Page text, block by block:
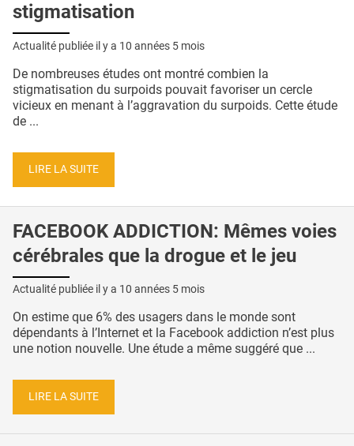
stigmatisation
Actualité publiée il y a 10 années 5 mois
De nombreuses études ont montré combien la
stigmatisation du surpoids pouvait favoriser un cercle
vicieux en menant à l’aggravation du surpoids. Cette étude
de ...
LIRE LA SUITE
FACEBOOK ADDICTION: Mêmes voies
cérébrales que la drogue et le jeu
Actualité publiée il y a 10 années 5 mois
On estime que 6% des usagers dans le monde sont
dépendants à l’Internet et la Facebook addiction n’est plus
une notion nouvelle. Une étude a même suggéré que ...
LIRE LA SUITE